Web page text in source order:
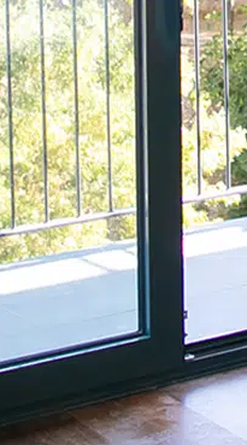
¿Eres
un Grupo
Te
Estudio de mercado
Precio por m2.
Estrategias para pago
Vendedores
Guardias de
Broker hipotecarios
Contrato de promesa
Administración de
Escrituración con